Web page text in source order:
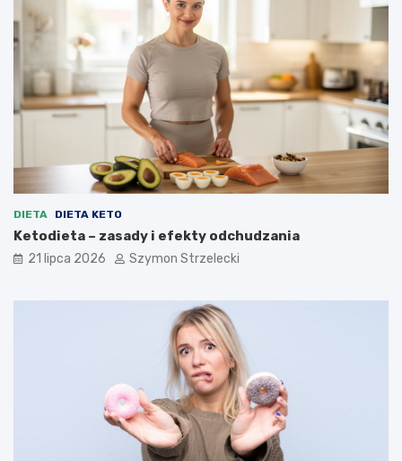
DIETA DIETA KETO
Ketodieta – zasady i efekty odchudzania
21 lipca 2026 Szymon Strzelecki